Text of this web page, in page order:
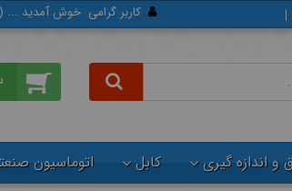
کاربر گرامی خوش آمدید ... (
و اندازه گیری کابل اتوماسیون